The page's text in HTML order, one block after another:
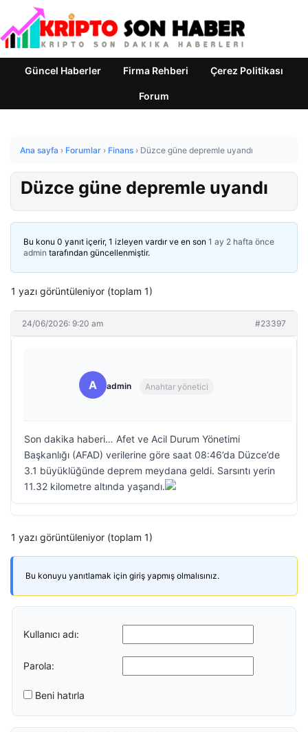
Güncel Haberler Firma Rehberi Çerez Politikası
Forum
Ana sayfa › Forumlar › Finans › Düzce güne depremle uyandı
Düzce güne depremle uyandı
Bu konu 0 yanıt içerir, 1 izleyen vardır ve en son 1 ay 2 hafta önce
admin tarafından güncellenmiştir.
1 yazı görüntüleniyor (toplam 1)
24/06/2026: 9:20 am #23397
A admin Anahtar yönetici
Son dakika haberi… Afet ve Acil Durum Yönetimi
Başkanlığı (AFAD) verilerine göre saat 08:46’da Düzce’de
3.1 büyüklüğünde deprem meydana geldi. Sarsıntı yerin
11.32 kilometre altında yaşandı.
1 yazı görüntüleniyor (toplam 1)
Bu konuyu yanıtlamak için giriş yapmış olmalısınız.
Kullanıcı adı:
Parola:
Beni hatırla